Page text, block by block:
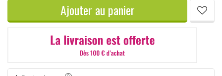
Ajouter au panier